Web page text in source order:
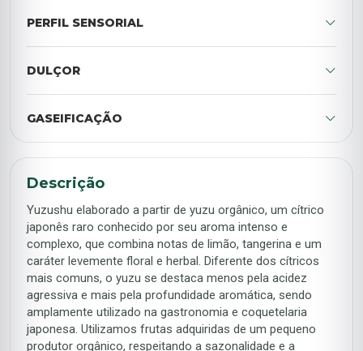
PERFIL SENSORIAL
DULÇOR
GASEIFICAÇÃO
Descrição
Yuzushu elaborado a partir de yuzu orgânico, um cítrico
japonês raro conhecido por seu aroma intenso e
complexo, que combina notas de limão, tangerina e um
caráter levemente floral e herbal. Diferente dos cítricos
mais comuns, o yuzu se destaca menos pela acidez
agressiva e mais pela profundidade aromática, sendo
amplamente utilizado na gastronomia e coquetelaria
japonesa. Utilizamos frutas adquiridas de um pequeno
produtor orgânico, respeitando a sazonalidade e a